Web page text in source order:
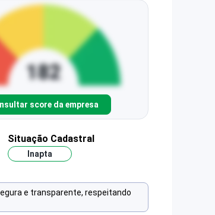
score da empresa
Situação Cadastral
Inapta
e transparente, respeitando